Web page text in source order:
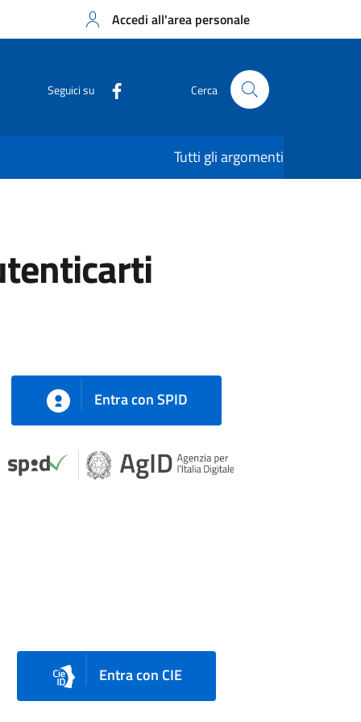
Accedi all'area personale
Seguici su Cerca
Tutti gli argomenti
Entra con SPID
Entra con CIE